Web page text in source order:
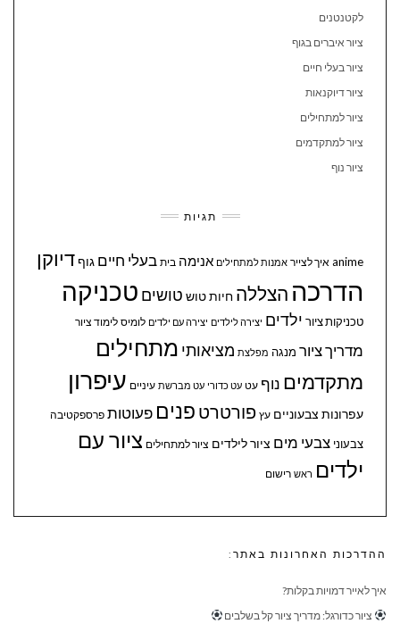
לקטנטנים
ציור איברים בגוף
ציור בעלי חיים
ציור דיוקנאות
ציור למתחילים
ציור למתקדמים
ציור נוף
תגיות
anime איך לצייר אמנות למתחילים אנימה בית בעלי חיים גוףדיוקן
הדרכה הצללה חיותטוש טושים טכניקה
טכניקות ציור ילדים יצירה לילדים יצירה עם ילדים לומיס לימוד ציור
מדריך ציור מנגה מפלצת מציאותי מתחילים
מתקדמים נוף עט עט כדורי עט מברשת עיניים עיפרון
עפרונות צבעוניים עץ פורטרט פנים פעוטות פרספקטיבה
צבעוני צבעי מים ציור לילדים ציור למתחילים ציור עם
ילדים ראש רישום
ההדרכות האחרונות באתר:
איך לאייר דמויות בקלות?
ציור כדורגל: מדריך ציור קל בשלבים